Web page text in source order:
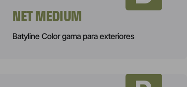
NET MEDIUM
Batyline Color gama para exteriores